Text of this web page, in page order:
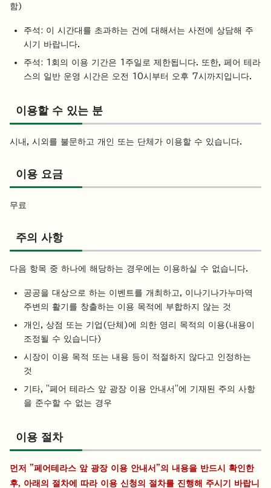
함)
주석: 이 시간대를 초과하는 건에 대해서는 사전에 상담해 주
시기 바랍니다.
주석: 1회의 이용 기간은 1주일로 제한됩니다. 또한, 페어 테라
스의 일반 운영 시간은 오전 10시부터 오후 7시까지입니다.
이용할 수 있는 분
시내, 시외를 불문하고 개인 또는 단체가 이용할 수 있습니다.
이용 요금
무료
주의 사항
다음 항목 중 하나에 해당하는 경우에는 이용하실 수 없습니다.
공공을 대상으로 하는 이벤트를 개최하고, 이나기나가누마역
주변의 활기를 창출하는 이용 목적에 부합하지 않는 것
개인, 상점 또는 기업(단체)에 의한 영리 목적의 이용(내용이
조정될 수 있습니다)
시장이 이용 목적 또는 내용 등이 적절하지 않다고 인정하는
것
기타, "페어 테라스 앞 광장 이용 안내서"에 기재된 주의 사항
을 준수할 수 없는 경우
이용 절차
먼저 "페어테라스 앞 광장 이용 안내서"의 내용을 반드시 확인한
후, 아래의 절차에 따라 이용 신청의 절차를 진행해 주시기 바랍니